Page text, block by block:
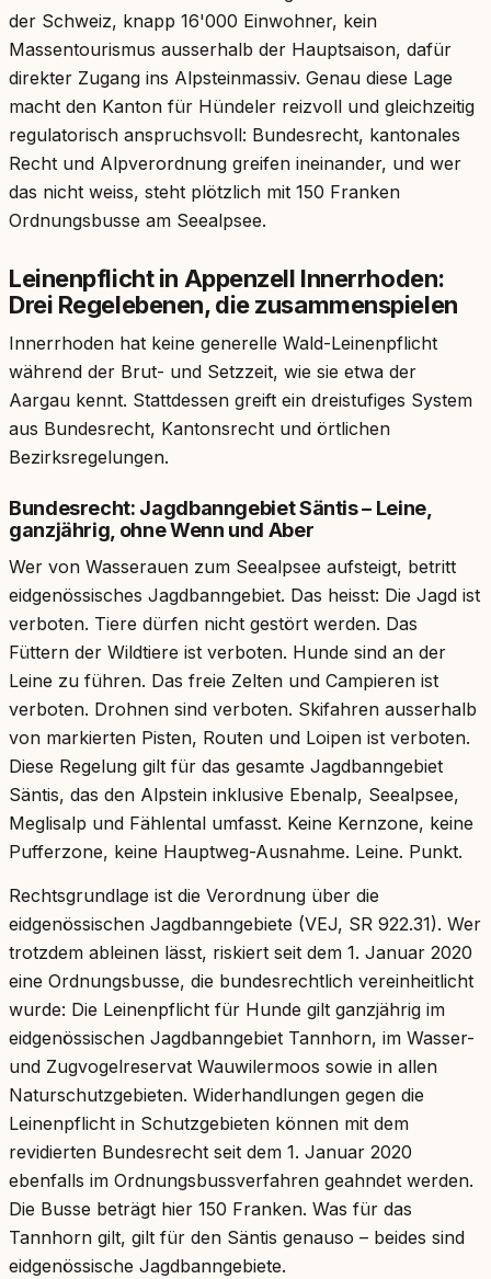
der Schweiz, knapp 16'000 Einwohner, kein
Massentourismus ausserhalb der Hauptsaison, dafür
direkter Zugang ins Alpsteinmassiv. Genau diese Lage
macht den Kanton für Hündeler reizvoll und gleichzeitig
regulatorisch anspruchsvoll: Bundesrecht, kantonales
Recht und Alpverordnung greifen ineinander, und wer
das nicht weiss, steht plötzlich mit 150 Franken
Ordnungsbusse am Seealpsee.
Leinenpflicht in Appenzell Innerrhoden:
Drei Regelebenen, die zusammenspielen
Innerrhoden hat keine generelle Wald-Leinenpflicht
während der Brut- und Setzzeit, wie sie etwa der
Aargau kennt. Stattdessen greift ein dreistufiges System
aus Bundesrecht, Kantonsrecht und örtlichen
Bezirksregelungen.
Bundesrecht: Jagdbanngebiet Säntis – Leine,
ganzjährig, ohne Wenn und Aber
Wer von Wasserauen zum Seealpsee aufsteigt, betritt
eidgenössisches Jagdbanngebiet. Das heisst: Die Jagd ist
verboten. Tiere dürfen nicht gestört werden. Das
Füttern der Wildtiere ist verboten. Hunde sind an der
Leine zu führen. Das freie Zelten und Campieren ist
verboten. Drohnen sind verboten. Skifahren ausserhalb
von markierten Pisten, Routen und Loipen ist verboten.
Diese Regelung gilt für das gesamte Jagdbanngebiet
Säntis, das den Alpstein inklusive Ebenalp, Seealpsee,
Meglisalp und Fählental umfasst. Keine Kernzone, keine
Pufferzone, keine Hauptweg-Ausnahme. Leine. Punkt.
Rechtsgrundlage ist die Verordnung über die
eidgenössischen Jagdbanngebiete (VEJ, SR 922.31). Wer
trotzdem ableinen lässt, riskiert seit dem 1. Januar 2020
eine Ordnungsbusse, die bundesrechtlich vereinheitlicht
wurde: Die Leinenpflicht für Hunde gilt ganzjährig im
eidgenössischen Jagdbanngebiet Tannhorn, im Wasser-
und Zugvogelreservat Wauwilermoos sowie in allen
Naturschutzgebieten. Widerhandlungen gegen die
Leinenpflicht in Schutzgebieten können mit dem
revidierten Bundesrecht seit dem 1. Januar 2020
ebenfalls im Ordnungsbussverfahren geahndet werden.
Die Busse beträgt hier 150 Franken. Was für das
Tannhorn gilt, gilt für den Säntis genauso – beides sind
eidgenössische Jagdbanngebiete.